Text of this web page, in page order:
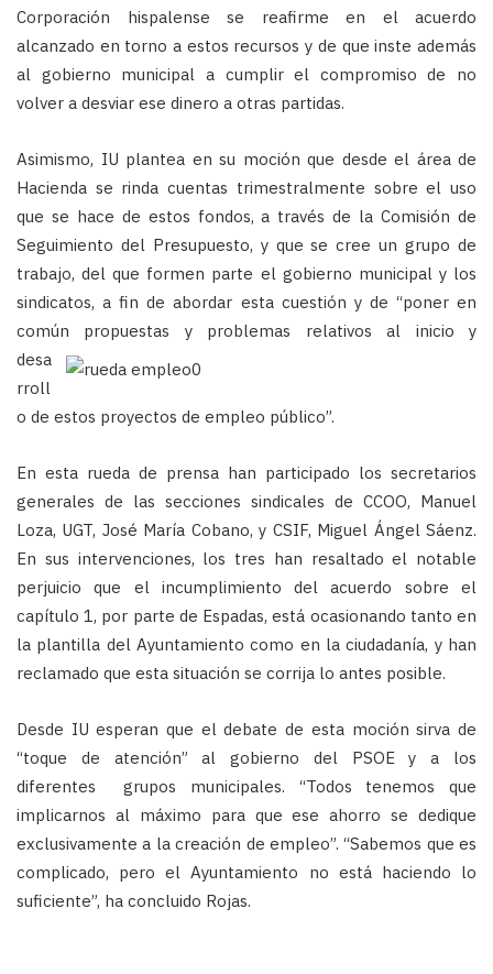
Corporación hispalense se reafirme en el acuerdo
alcanzado en torno a estos recursos y de que inste además
al gobierno municipal a cumplir el compromiso de no
volver a desviar ese dinero a otras partidas.
Asimismo, IU plantea en su moción que desde el área de
Hacienda se rinda cuentas trimestralmente sobre el uso
que se hace de estos fondos, a través de la Comisión de
Seguimiento del Presupuesto, y que se cree un grupo de
trabajo, del que formen parte el gobierno municipal y los
sindicatos, a fin de abordar esta cuestión y de “poner en
común propuestas y problemas relativos al inicio y
desa
rroll
o de estos proyectos de empleo público”.
En esta rueda de prensa han participado los secretarios
generales de las secciones sindicales de CCOO, Manuel
Loza, UGT, José María Cobano, y CSIF, Miguel Ángel Sáenz.
En sus intervenciones, los tres han resaltado el notable
perjuicio que el incumplimiento del acuerdo sobre el
capítulo 1, por parte de Espadas, está ocasionando tanto en
la plantilla del Ayuntamiento como en la ciudadanía, y han
reclamado que esta situación se corrija lo antes posible.
Desde IU esperan que el debate de esta moción sirva de
“toque de atención” al gobierno del PSOE y a los
diferentes grupos municipales. “Todos tenemos que
implicarnos al máximo para que ese ahorro se dedique
exclusivamente a la creación de empleo”. “Sabemos que es
complicado, pero el Ayuntamiento no está haciendo lo
suficiente”, ha concluido Rojas.